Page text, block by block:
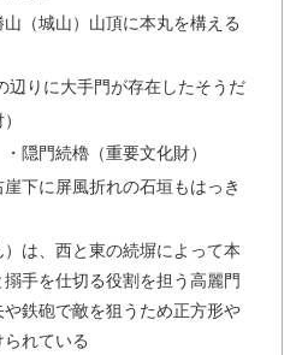
（城山）山頂に本丸を構える
辺りに大手門が存在したそうだ
隠門続櫓（重要文化財）
下に屏風折れの石垣もはっき
は、西と東の続塀によって本
手を仕切る役割を担う高麗門
鉄砲で敵を狙うため正方形や
れている